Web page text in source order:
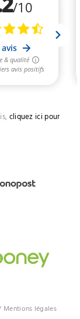
cliquez ici pour
Mentions légales